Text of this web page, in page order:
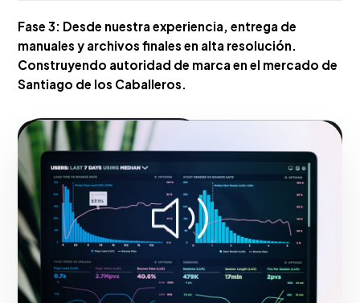
Fase 3: Desde nuestra experiencia, entrega de
manuales y archivos finales en alta resolución.
Construyendo autoridad de marca en el mercado de
Santiago de los Caballeros.
Hacerlo realidad